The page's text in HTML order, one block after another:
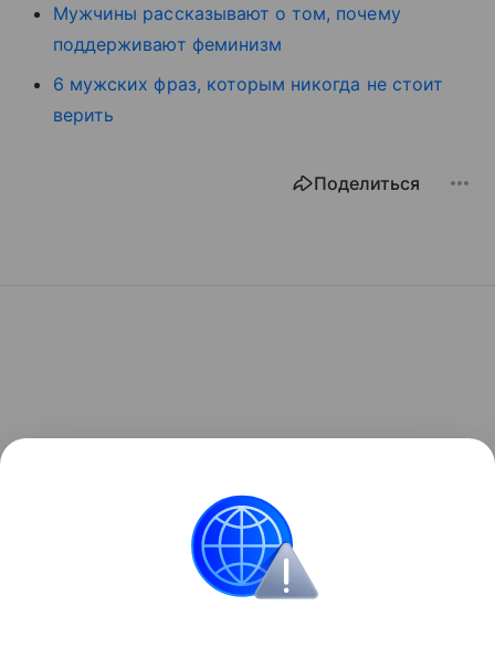
Мужчины рассказывают о том, почему
поддерживают феминизм
6 мужских фраз, которым никогда не стоит
верить
Поделиться